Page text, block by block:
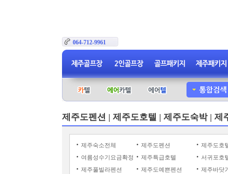
064-712-9961
제주도펜션 | 제주도호텔 | 제주도숙박 | 제
제주숙소전체 제주도펜션 제주도호
여름성수기요금확정
제주특급호텔 서귀포호
제주풀빌라펜션
제주도예쁜펜션 제주바닷